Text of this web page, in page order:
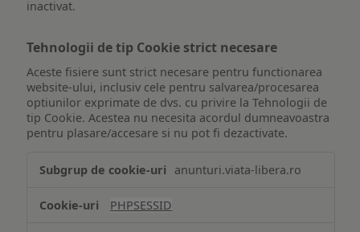
inactivat.
Tehnologii de tip Cookie strict necesare
Aceste fisiere sunt strict necesare pentru functionarea
website-ului, inclusiv cele pentru salvarea/procesarea
optiunilor exprimate de dvs. cu privire la Tehnologii de
tip Cookie. Acestea nu necesita acordul dumneavoastra
pentru plasare/accesare si nu pot fi dezactivate.
de
Cookie
anunturi.viata-libera.ro
PHPSESSID